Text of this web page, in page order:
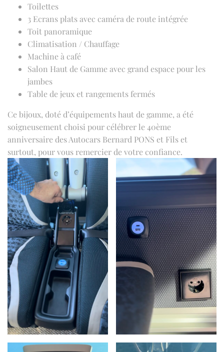
Toilettes
3 Ecrans plats avec caméra de route intégrée
Toit panoramique
Climatisation / Chauffage
Machine à café
Salon Haut de Gamme avec grand espace pour les
jambes
Table de jeux et rangements fermés
Ce bijoux, doté d’équipements haut de gamme, a été
soigneusement choisi pour célébrer le 40ème
anniversaire des Autocars Bernard PONS et Fils et
surtout, pour vous remercier de votre confiance.